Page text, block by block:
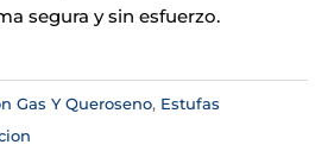
segura y sin esfuerzo.
Gas Y Queroseno, Estufas